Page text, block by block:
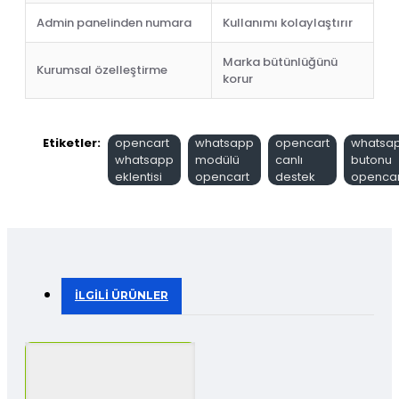
Admin panelinden numara Kullanımı kolaylaştırır
Kurumsal özelleştirme
Marka bütünlüğünü
korur
Etiketler:
opencart
whatsapp
eklentisi
whatsapp
modülü
opencart
opencart
canlı
destek
butonu
İLGILI ÜRÜNLER